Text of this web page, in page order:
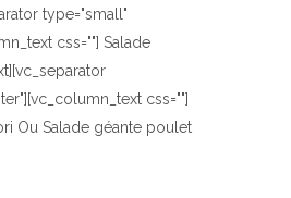
type="small"
css=""] Salade
css=""]
Ou Salade géante poulet